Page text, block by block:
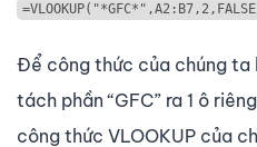
Để công thức của chúng ta
tách phần “GFC” ra 1 ô
công thức VLOOKUP của